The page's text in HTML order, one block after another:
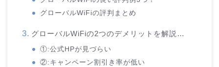
グローバルWiFiの評判まとめ
グローバルWiFiの2つのデメリットを解説…
①:公式HPが見づらい
②:キャンペーン割引き率が低い